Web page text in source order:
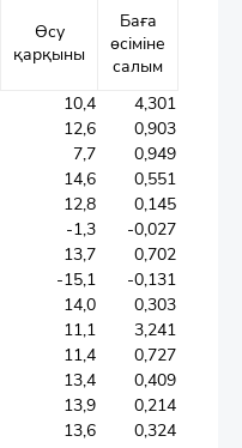
Өсу
қарқыны
Баға
өсіміне
салым
10,4
4,301
12,6
0,903
7,7
0,949
14,6
0,551
12,8
0,145
-1,3
-0,027
13,7
0,702
-15,1
-0,131
14,0
0,303
11,1
3,241
11,4
0,727
13,4
0,409
13,9
0,214
13,6
0,324